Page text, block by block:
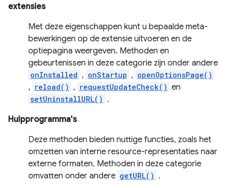
extensies
Met deze eigenschappen kunt u bepaalde meta-
bewerkingen op de extensie uitvoeren en de
optiepagina weergeven. Methoden en
gebeurtenissen in deze categorie zijn onder andere
onInstalled , onStartup , openOptionsPage()
, reload() , requestUpdateCheck() en
setUninstallURL() .
Hulpprogramma's
Deze methoden bieden nuttige functies, zoals het
omzetten van interne resource-representaties naar
externe formaten. Methoden in deze categorie
omvatten onder andere getURL() .